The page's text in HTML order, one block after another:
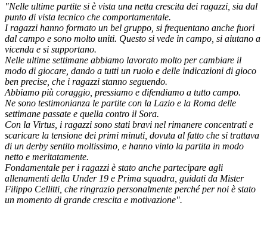
"Nelle ultime partite si è vista una netta crescita dei ragazzi, sia dal
punto di vista tecnico che comportamentale.
I ragazzi hanno formato un bel gruppo, si frequentano anche fuori
dal campo e sono molto uniti. Questo si vede in campo, si aiutano a
vicenda e si supportano.
Nelle ultime settimane abbiamo lavorato molto per cambiare il
modo di giocare, dando a tutti un ruolo e delle indicazioni di gioco
ben precise, che i ragazzi stanno seguendo.
Abbiamo più coraggio, pressiamo e difendiamo a tutto campo.
Ne sono testimonianza le partite con la Lazio e la Roma delle
settimane passate e quella contro il Sora.
Con la Virtus, i ragazzi sono stati bravi nel rimanere concentrati e
scaricare la tensione dei primi minuti, dovuta al fatto che si trattava
di un derby sentito moltissimo, e hanno vinto la partita in modo
netto e meritatamente.
Fondamentale per i ragazzi è stato anche partecipare agli
allenamenti della Under 19 e Prima squadra, guidati da Mister
Filippo Cellitti, che ringrazio personalmente perché per noi è stato
un momento di grande crescita e motivazione".